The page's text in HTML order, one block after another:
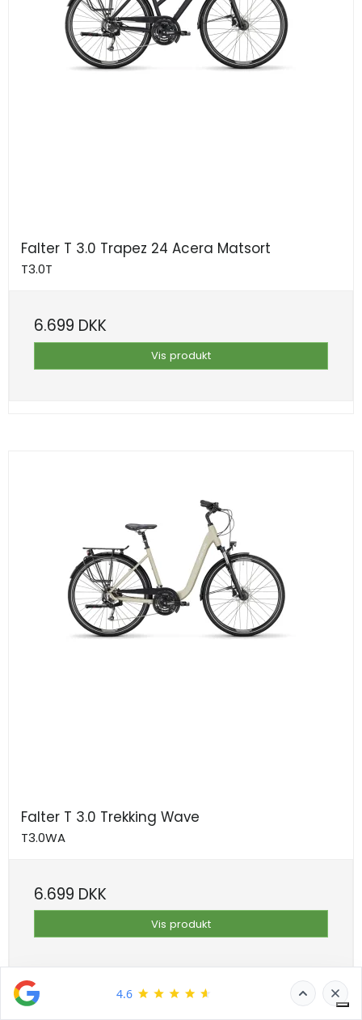
Falter T 3.0 Trapez 24 Acera Matsort
T3.0T
6.699 DKK
Vis produkt
Falter T 3.0 Trekking Wave
T3.0WA
6.699 DKK
Vis produkt